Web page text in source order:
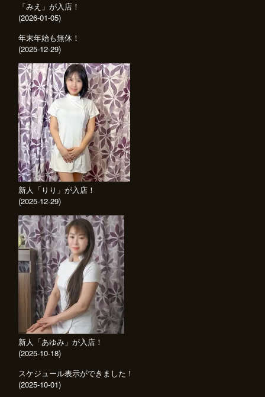
「みえ」が入店！
(2026-01-05)
年末年始も無休！
(2025-12-29)
新人「りり」が入店！
(2025-12-29)
新人「あゆみ」が入店！
(2025-10-18)
スケジュール表示ができました！
(2025-10-01)